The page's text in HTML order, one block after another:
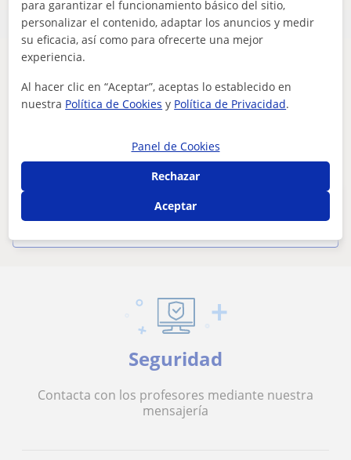
Ajusta tu búsqueda para ver más resultados o
guárdala y te avisaremos cuando haya nuevos
Guardar búsqueda
Estos profesores de nóminas y
contratos online pueden interesarte
Seguridad
Contacta con los profesores mediante nuestra
mensajería
para garantizar el funcionamiento básico del sitio,
personalizar el contenido, adaptar los anuncios y medir
su eficacia, así como para ofrecerte una mejor
experiencia.
Al hacer clic en “Aceptar”, aceptas lo establecido en
nuestra Política de Cookies y Política de Privacidad.
Panel de Cookies
Rechazar
Aceptar